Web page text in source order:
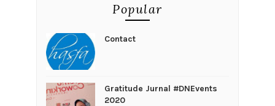
Popular
Contact
Gratitude Jurnal #DNEvents
2020